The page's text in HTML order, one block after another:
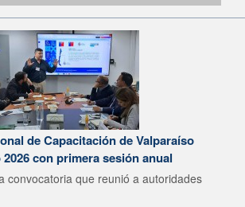
de Capacitación de Valparaíso
con primera sesión anual
convocatoria que reunió a autoridades